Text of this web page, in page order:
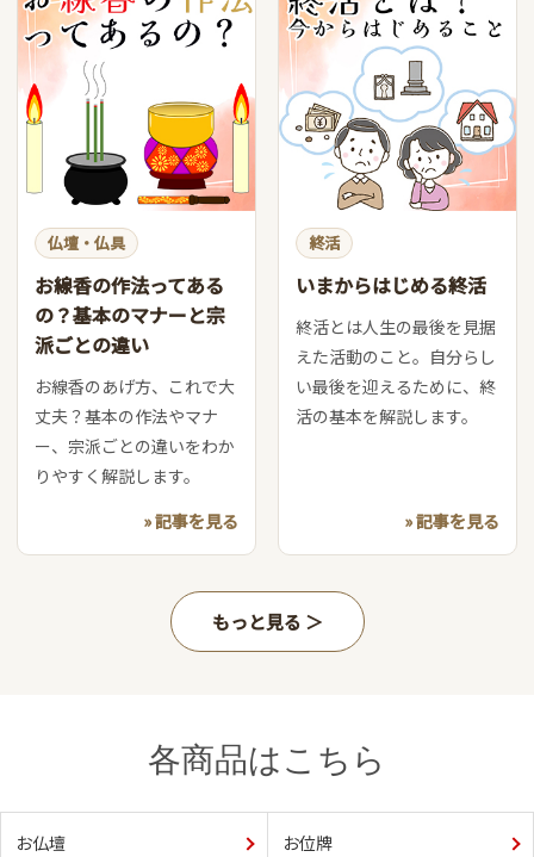
仏壇・仏具
お線香の作法ってある
の？基本のマナーと宗
派ごとの違い
お線香のあげ方、これで大
丈夫？基本の作法やマナ
ー、宗派ごとの違いをわか
りやすく解説します。
» 記事を見る
終活
いまからはじめる終活
終活とは人生の最後を見据
えた活動のこと。自分らし
い最後を迎えるために、終
活の基本を解説します。
» 記事を見る
もっと見る
各商品はこちら
お仏壇 お位牌